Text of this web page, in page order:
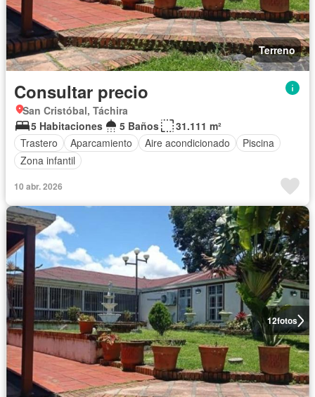
Terreno
Consultar precio
San Cristóbal, Táchira
5 Habitaciones
5 Baños
31.111 m²
Trastero
Aparcamiento Aire acondicionado
Piscina
Zona infantil
10 abr. 2026
12fotos